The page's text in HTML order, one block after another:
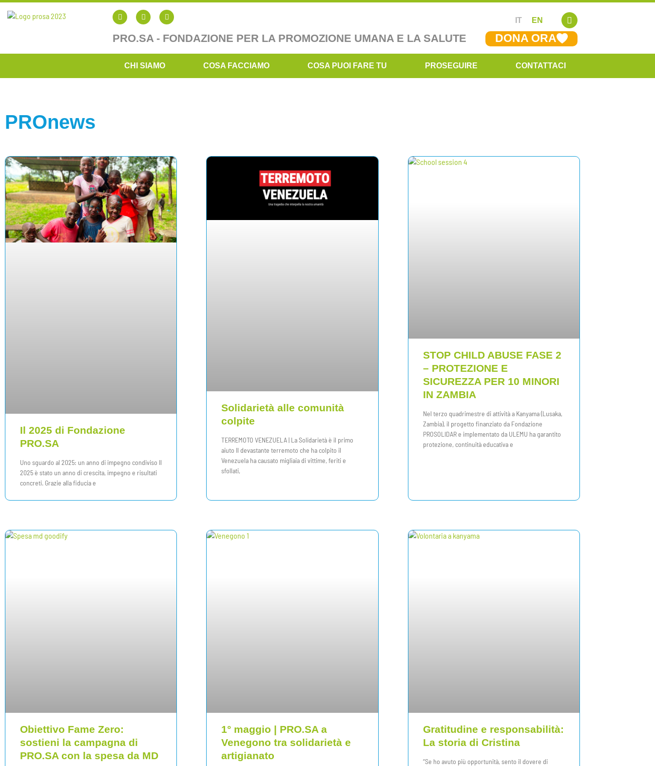
IT EN
PRO.SA - FONDAZIONE PER LA PROMOZIONE UMANA E LA SALUTE DONA ORA
CHI SIAMO COSA FACCIAMO COSA PUOI FARE TU PROSEGUIRE CONTATTACI
PROnews
Il 2025 di Fondazione
PRO.SA
Uno sguardo al 2025: un anno di impegno condiviso Il
2025 è stato un anno di crescita, impegno e risultati
concreti. Grazie alla fiducia e
Solidarietà alle comunità
colpite
TERREMOTO VENEZUELA | La Solidarietà è il primo
aiuto Il devastante terremoto che ha colpito il
Venezuela ha causato migliaia di vittime, feriti e
sfollati,
STOP CHILD ABUSE FASE 2
– PROTEZIONE E
SICUREZZA PER 10 MINORI
IN ZAMBIA
Nel terzo quadrimestre di attività a Kanyama (Lusaka,
Zambia), il progetto finanziato da Fondazione
PROSOLIDAR e implementato da ULEMU ha garantito
protezione, continuità educativa e
Obiettivo Fame Zero:
sostieni la campagna di
PRO.SA con la spesa da MD
1° maggio | PRO.SA a
Venegono tra solidarietà e
artigianato
Gratitudine e responsabilità:
La storia di Cristina
“Se ho avuto più opportunità, sento il dovere di